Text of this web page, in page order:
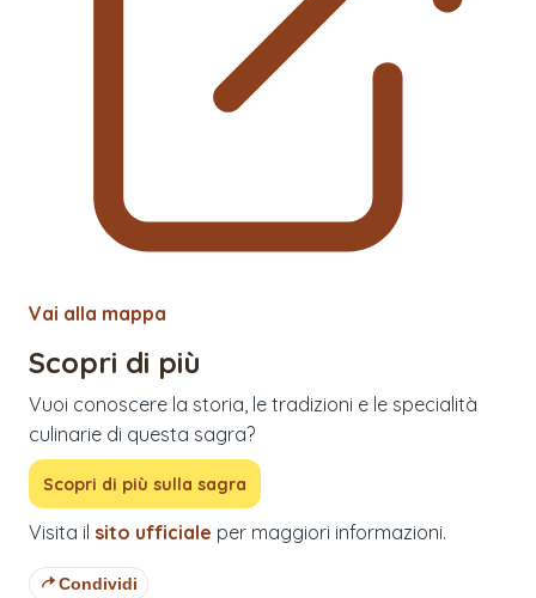
Vai alla mappa
Scopri di più
Vuoi conoscere la storia, le tradizioni e le specialità
culinarie di questa sagra?
Scopri di più sulla sagra
Visita il sito ufficiale per maggiori informazioni.
Condividi